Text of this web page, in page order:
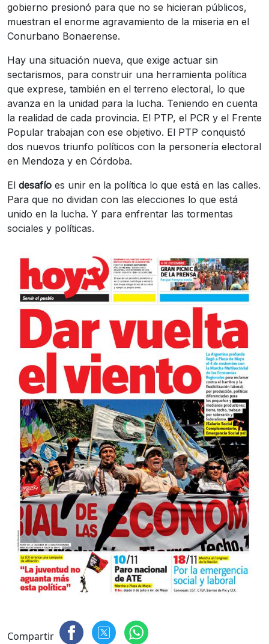
gobierno presionó para que no se hicieran públicos,
muestran el enorme agravamiento de la miseria en el
Conurbano Bonaerense.
Hay una situación nueva, que exige actuar sin
sectarismos, para construir una herramienta política
que exprese, también en el terreno electoral, lo que
avanza en la unidad para la lucha. Teniendo en cuenta
la realidad de cada provincia. El PTP, el PCR y el Frente
Popular trabajan con ese objetivo. El PTP conquistó
dos nuevos triunfo políticos con la personería electoral
en Mendoza y en Córdoba.
El desafío es unir en la política lo que está en las calles.
Para que no dividan con las elecciones lo que está
unido en la lucha. Y para enfrentar las tormentas
sociales y políticas.
Compartir